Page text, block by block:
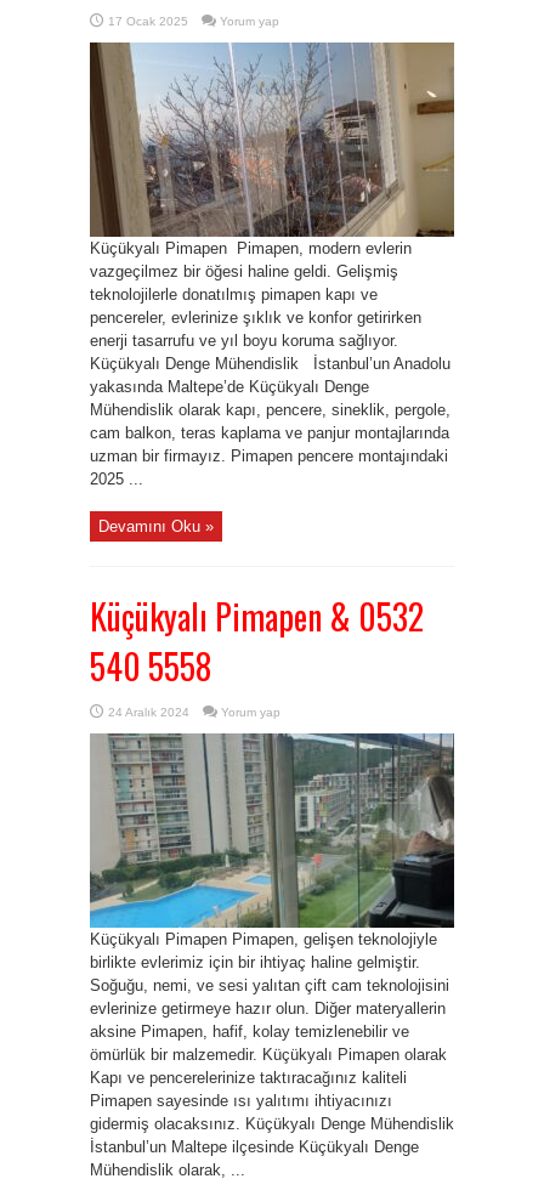
17 Ocak 2025 Yorum yap
Küçükyalı Pimapen Pimapen, modern evlerin
vazgeçilmez bir öğesi haline geldi. Gelişmiş
teknolojilerle donatılmış pimapen kapı ve
pencereler, evlerinize şıklık ve konfor getirirken
enerji tasarrufu ve yıl boyu koruma sağlıyor.
Küçükyalı Denge Mühendislik İstanbul’un Anadolu
yakasında Maltepe’de Küçükyalı Denge
Mühendislik olarak kapı, pencere, sineklik, pergole,
cam balkon, teras kaplama ve panjur montajlarında
uzman bir firmayız. Pimapen pencere montajındaki
2025 ...
Devamını Oku »
Küçükyalı Pimapen & 0532
540 5558
24 Aralık 2024 Yorum yap
Küçükyalı Pimapen Pimapen, gelişen teknolojiyle
birlikte evlerimiz için bir ihtiyaç haline gelmiştir.
Soğuğu, nemi, ve sesi yalıtan çift cam teknolojisini
evlerinize getirmeye hazır olun. Diğer materyallerin
aksine Pimapen, hafif, kolay temizlenebilir ve
ömürlük bir malzemedir. Küçükyalı Pimapen olarak
Kapı ve pencerelerinize taktıracağınız kaliteli
Pimapen sayesinde ısı yalıtımı ihtiyacınızı
gidermiş olacaksınız. Küçükyalı Denge Mühendislik
İstanbul’un Maltepe ilçesinde Küçükyalı Denge
Mühendislik olarak, ...